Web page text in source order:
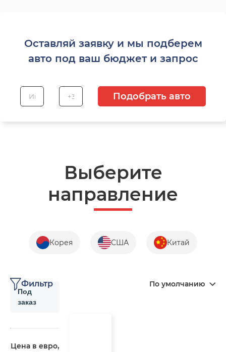
Оставляй заявку и мы подберем
авто под ваш бюджет и запрос
Подобрать авто
Выберите
направление
Корея США Китай
Фильтр По умолчанию
Под
заказ
Цена в евро,